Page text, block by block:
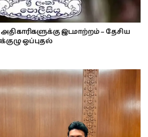
இடமாற்றம் – தேசிய
ஒப்புதல்